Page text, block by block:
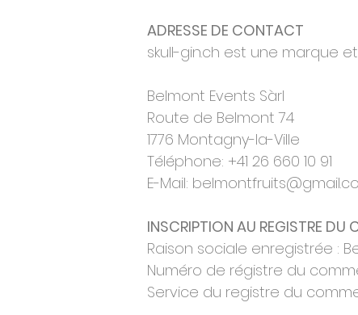
ADRESSE DE CONTACT
skull-gin.ch est une marque
Belmont Events Sàrl
Route de Belmont 74
1776 Montagny-la-Ville
Téléphone: +41 26 660 10 91
E-Mail:
INSCRIPTION AU REGISTRE DU
Raison sociale enregistrée :
Numéro de régistre du
Service du registre du